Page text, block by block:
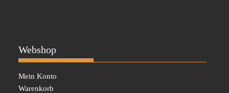
Webshop
Mein Konto
Warenkorb